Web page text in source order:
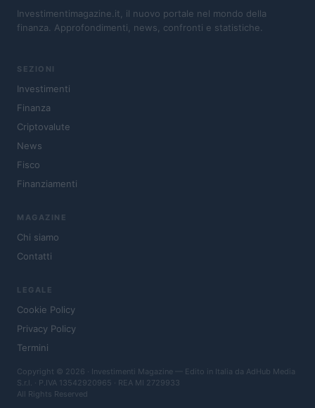
Investimentimagazine.it, il nuovo portale nel mondo della
finanza. Approfondimenti, news, confronti e statistiche.
SEZIONI
Investimenti
Finanza
Criptovalute
News
Fisco
Finanziamenti
MAGAZINE
Chi siamo
Contatti
LEGALE
Cookie Policy
Privacy Policy
Termini
Copyright © 2026 · Investimenti Magazine — Edito in Italia da AdHub Media
S.r.l. · P.IVA 13542920965 · REA MI 2729933
All Rights Reserved